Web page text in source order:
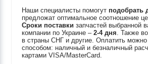
Наши специалисты помогут подобрать
предложат оптимальное соотношение
Сроки поставки запчастей выбранной
компании по Украине –2-4 дня. Также
в страны СНГ и другие. Оплатить
способом: наличный и безналичный
картами VISA/MasterCard.